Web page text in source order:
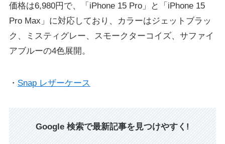
価格は6,980円で、「iPhone 15 Pro」と「iPhone 15
Pro Max」に対応しており、カラーはジェットブラッ
ク、ミスティグレー、スモークターコイズ、サファイ
アブルーの4色展開。
・ Snap レザーケース
Google 検索で最新記事を見つけやすく!